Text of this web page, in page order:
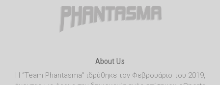
About Us
Η “Team Phantasma” ιδρύθηκε τον Φεβρουάριο του 2019,